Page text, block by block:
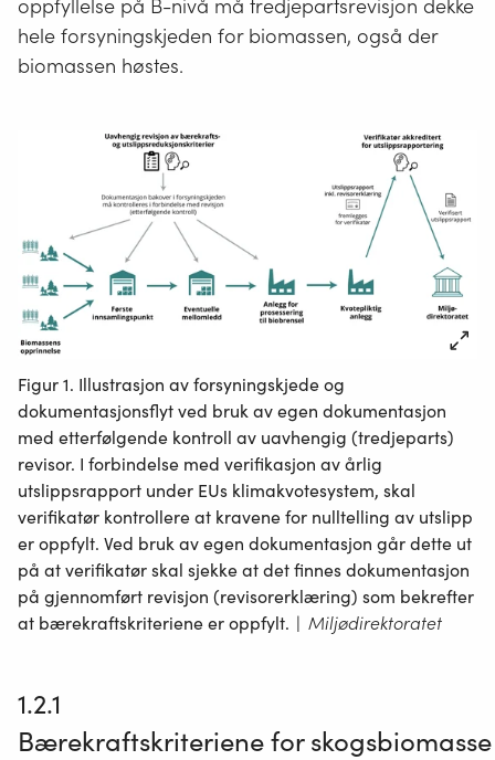
oppfyllelse på B-nivå må tredjepartsrevisjon dekke
hele forsyningskjeden for biomassen, også der
biomassen høstes.
Figur 1. Illustrasjon av forsyningskjede og
dokumentasjonsflyt ved bruk av egen dokumentasjon
med etterfølgende kontroll av uavhengig (tredjeparts)
revisor. I forbindelse med verifikasjon av årlig
utslippsrapport under EUs klimakvotesystem, skal
verifikatør kontrollere at kravene for nulltelling av utslipp
er oppfylt. Ved bruk av egen dokumentasjon går dette ut
på at verifikatør skal sjekke at det finnes dokumentasjon
på gjennomført revisjon (revisorerklæring) som bekrefter
at bærekraftskriteriene er oppfylt. | Miljødirektoratet
1.2.1
Bærekraftskriterienefor